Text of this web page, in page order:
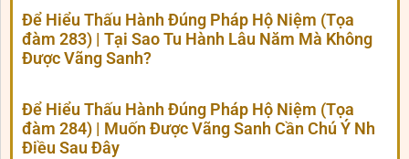
Để Hiểu Thấu Hành Đúng Pháp Hộ Niệm (Tọa
đàm 283) | Tại Sao Tu Hành Lâu Năm Mà Không
Được Vãng Sanh?
Để Hiểu Thấu Hành Đúng Pháp Hộ Niệm (Tọa
đàm 284) | Muốn Được Vãng Sanh Cần Chú Ý Nh
Điều Sau Đây